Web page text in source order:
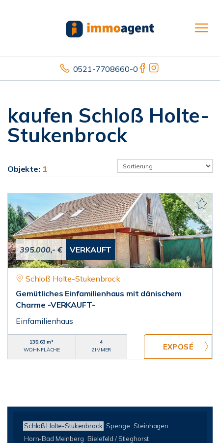
0521-7708660-0
kaufen Schloß Holte-
Stukenbrock
Objekte: 1
395.000,- € VERKAUFT
Schloß Holte-Stukenbrock
Gemütliches Einfamilienhaus mit dänischem
Charme -VERKAUFT-
Einfamilienhaus
135,63 m²
WOHNFLÄCHE
4
ZIMMER
Schloß Holte-Stukenbrock Spenge Steinhagen
Horn-Bad Meinberg Bielefeld / Stieghorst